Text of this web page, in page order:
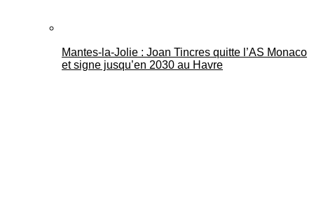
Mantes-la-Jolie : Joan Tincres quitte l’AS Monaco
et signe jusqu’en 2030 au Havre